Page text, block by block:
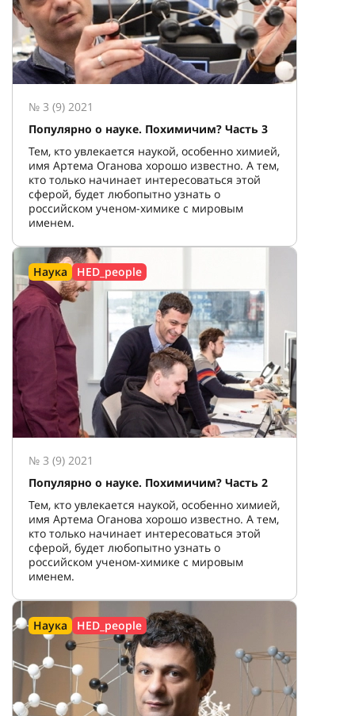
№ 3 (9) 2021
Популярно о науке. Похимичим? Часть 3
Тем, кто увлекается наукой, особенно химией,
имя Артема Оганова хорошо известно. А тем,
кто только начинает интересоваться этой
сферой, будет любопытно узнать о
российском ученом-химике с мировым
именем.
Наука HED_people
№ 3 (9) 2021
Популярно о науке. Похимичим? Часть 2
Тем, кто увлекается наукой, особенно химией,
имя Артема Оганова хорошо известно. А тем,
кто только начинает интересоваться этой
сферой, будет любопытно узнать о
российском ученом-химике с мировым
именем.
Наука HED_people